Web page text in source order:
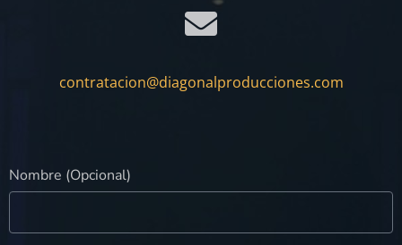
contratacion@diagonalproducciones.com
Nombre (Opcional)